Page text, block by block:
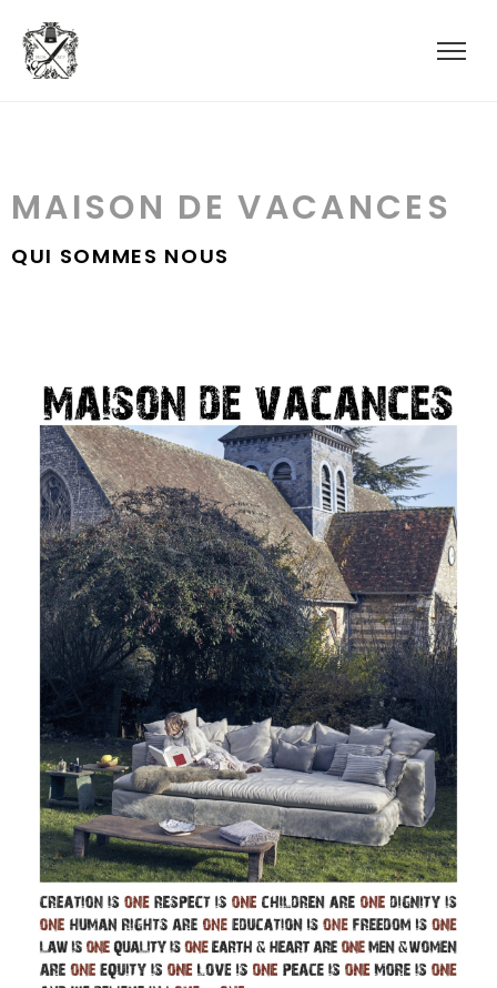
MAISON DE VACANCES
QUI SOMMES NOUS